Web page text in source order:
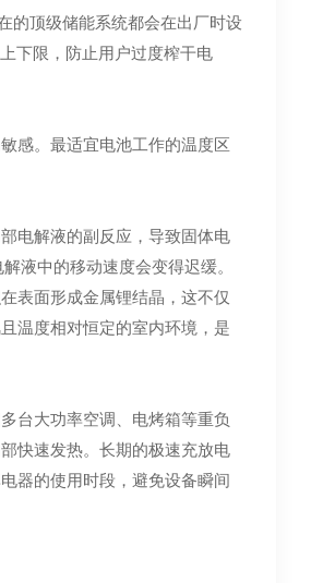
的顶级储能系统都会在出厂时设
下限，防止用户过度榨干电
感。最适宜电池工作的温度区
电解液的副反应，导致固体电
液中的移动速度会变得迟缓。
表面形成金属锂结晶，这不仅
温度相对恒定的室内环境，是
台大功率空调、电烤箱等重负
快速发热。长期的极速充放电
器的使用时段，避免设备瞬间